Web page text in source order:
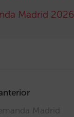
Madrid 2026
Madrid